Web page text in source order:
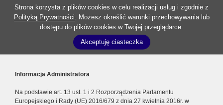
Strona korzysta z plików cookies w celu realizacji usług i zgodnie z
Polityką Prywatności. Możesz określić warunki przechowywania lub
dostępu do plików cookies w Twojej przeglądarce.
Akceptuję ciasteczka
Informacja Administratora
Na podstawie art. 13 ust. 1 i 2 Rozporządzenia Parlamentu
Europejskiego i Rady (UE) 2016/679 z dnia 27 kwietnia 2016r. w